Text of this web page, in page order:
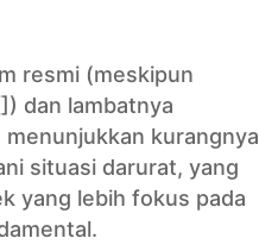
resmi (meskipun
dan lambatnya
kurangnya
situasi darurat, yang
yang lebih fokus pada